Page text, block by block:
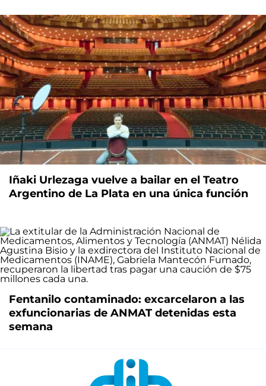
Iñaki Urlezaga vuelve a bailar en el Teatro
Argentino de La Plata en una única función
Fentanilo contaminado: excarcelaron a las
exfuncionarias de ANMAT detenidas esta
semana